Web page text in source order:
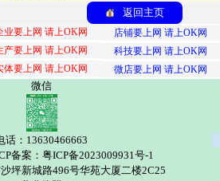
返回主页
业要上网 请上OK网
店铺要上网 请上OK网
产要上网 请上OK网
科技要上网 请上OK网
体要上网 请上OK网 微店要上网 请上OK网
微信
话：13630466663
备案：粤ICP备2023009931号-1
坪新城路496号华苑大厦二楼2C25